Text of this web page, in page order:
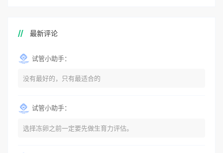
最新评论
试管小助手：
没有最好的，只有最适合的
试管小助手：
选择冻卵之前一定要先做生育力评估。